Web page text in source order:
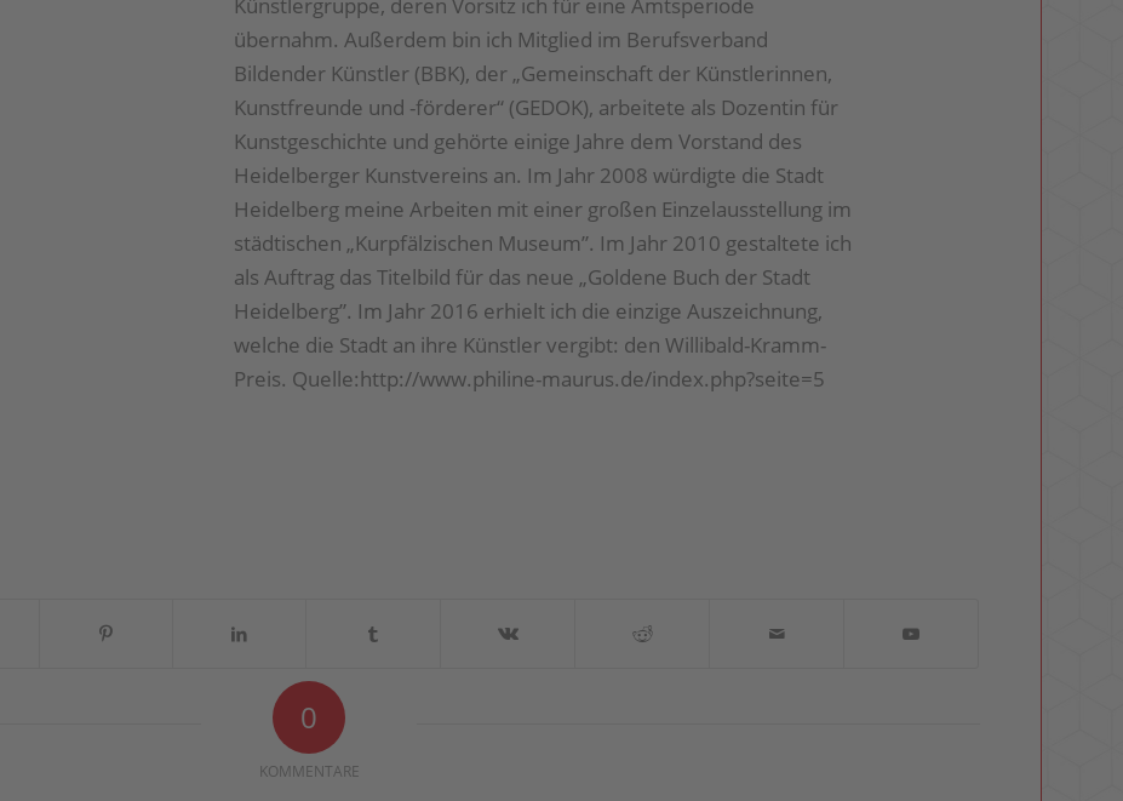
Künstlergruppe, deren Vorsitz ich für eine Amtspe­rio­de
übernahm. Außerdem bin ich Mitglied im Berufsverband
Bildender Künstler (BBK), der „Gemeinschaft der Künstlerinnen,
Kunst­freunde und -förderer“ (GEDOK), arbeitete als Dozentin für
Kunstgeschichte und gehörte einige Jahre dem Vorstand des
Heidelberger Kunstvereins an. Im Jahr 2008 würdigte die Stadt
Heidelberg meine Arbeiten mit einer großen Einzelausstellung im
städtischen „Kurpfälzischen Museum”. Im Jahr 2010 gestaltete ich
als Auftrag das Titelbild für das neue „Goldene Buch der Stadt
Heidelberg”. Im Jahr 2016 erhielt ich die einzige Auszeichnung,
welche die Stadt an ihre Künstler vergibt: den Willibald-Kramm-
Preis. Quelle:http://www.philine-maurus.de/index.php?seite=5
0
KOMMENTARE